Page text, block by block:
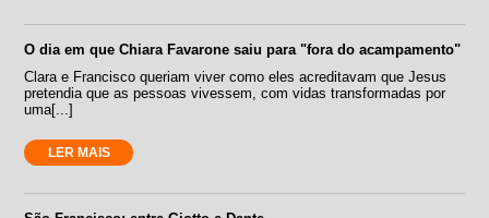
O dia em que Chiara Favarone saiu para "fora do acampamento"
Clara e Francisco queriam viver como eles acreditavam que Jesus
pretendia que as pessoas vivessem, com vidas transformadas por
uma[...]
LER MAIS